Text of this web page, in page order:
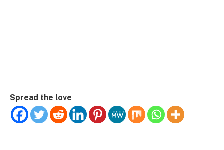
Spread the love